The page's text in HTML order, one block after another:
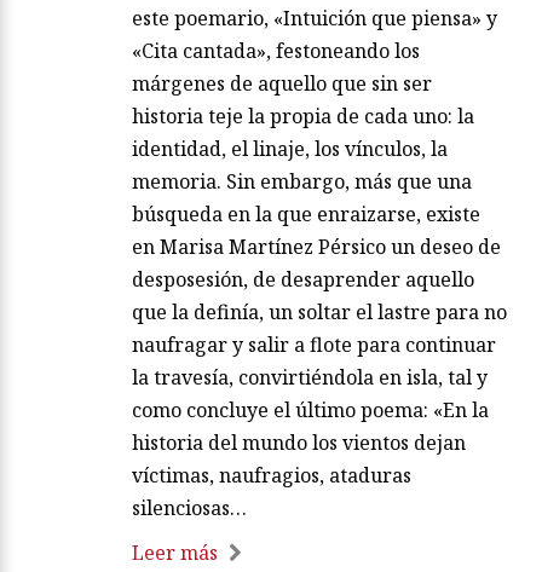
este poemario, «Intuición que piensa» y
«Cita cantada», festoneando los
márgenes de aquello que sin ser
historia teje la propia de cada uno: la
identidad, el linaje, los vínculos, la
memoria. Sin embargo, más que una
búsqueda en la que enraizarse, existe
en Marisa Martínez Pérsico un deseo de
desposesión, de desaprender aquello
que la definía, un soltar el lastre para no
naufragar y salir a flote para continuar
la travesía, convirtiéndola en isla, tal y
como concluye el último poema: «En la
historia del mundo los vientos dejan
víctimas, naufragios, ataduras
silenciosas…
Leer más